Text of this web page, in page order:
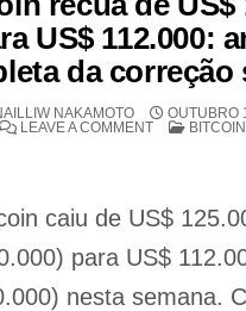
US$ 112.000:
da correção
NAKAMOTO
OUTUBRO
LEAVE A COMMENTON
PARA
US$
ANÁLISE
COMPLETA
CORREÇÃO
POSTED
caiu de US$
para US$
nesta semana.